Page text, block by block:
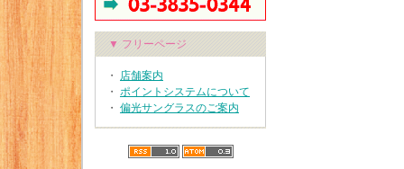
▼ フリーページ
・ 店舗案内
・ ポイントシステムについて
・ 偏光サングラスのご案内